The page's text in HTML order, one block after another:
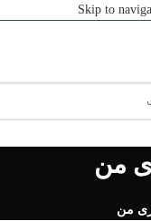
Skip to
من
من